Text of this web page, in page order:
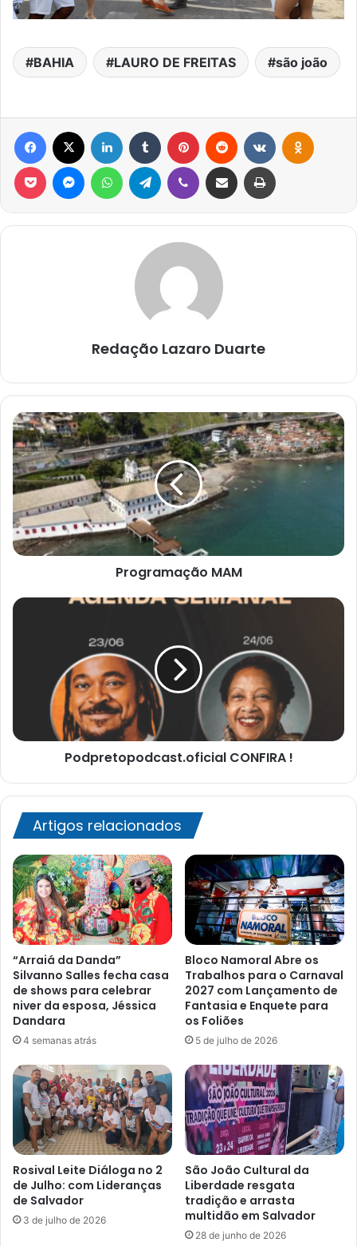
BAHIA LAURO DE FREITAS são joão
Facebook Linkedin Tumblr Pinterest Reddit
Pocket MessengerWhatsAppTelegram Viber Compartilhar via e-mail Imprimir
Redação Lazaro Duarte
Programação
MAM
Programação MAM
Podpretopodcast.oficial
Podpretopodcast.oficial CONFIRA !
Artigos relacionados
“Arraiá da Danda”
Silvanno Salles fecha casa
de shows para celebrar
niver da esposa, Jéssica
Dandara
4 semanas atrás
Bloco Namoral Abre os
Trabalhos para o Carnaval
2027 com Lançamento de
Fantasia e Enquete para
os Foliões
5 de julho de 2026
Rosival Leite Diáloga no 2
de Julho: com Lideranças
de Salvador
3 de julho de 2026
São João Cultural da
Liberdade resgata
tradição e arrasta
multidão em Salvador
28 de junho de 2026